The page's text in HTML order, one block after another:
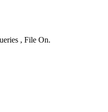
, File On.